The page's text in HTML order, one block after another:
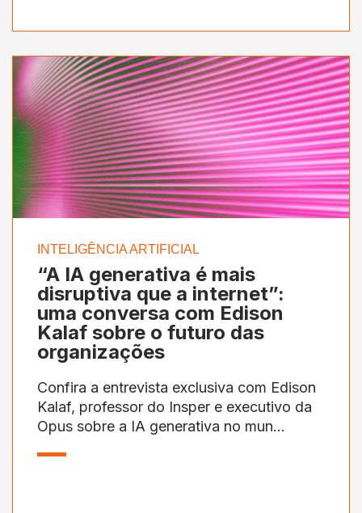
INTELIGÊNCIA ARTIFICIAL
“A IA generativa é mais
disruptiva que a internet”:
uma conversa com Edison
Kalaf sobre o futuro das
organizações
Confira a entrevista exclusiva com Edison
Kalaf, professor do Insper e executivo da
Opus sobre a IA generativa no mun...